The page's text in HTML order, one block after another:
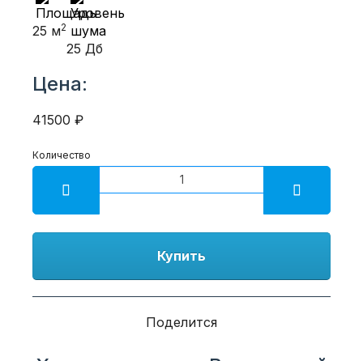
25 м2
25 Дб
Цена:
41500 ₽
Количество
Купить
Поделится